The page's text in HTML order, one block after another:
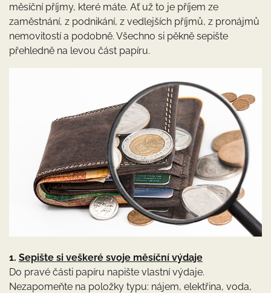
měsíční příjmy, které máte. Ať už to je příjem ze
zaměstnání, z podnikání, z vedlejších příjmů, z pronájmů
nemovitostí a podobně. Všechno si pěkně sepište
přehledně na levou část papíru.
1. Sepište si veškeré svoje měsíční výdaje
Do pravé části papíru napište vlastní výdaje.
Nezapomeňte na položky typu: nájem, elektřina, voda,